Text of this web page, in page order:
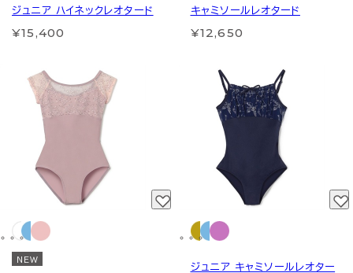
ジュニア ハイネックレオタード
¥15,400
キャミソールレオタード
¥12,650
NEW
ジュニア キャミソールレオター